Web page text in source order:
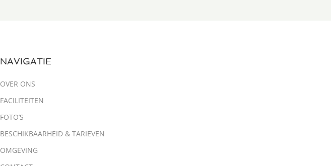
NAVIGATIE
OVER ONS
FACILITEITEN
FOTO’S
BESCHIKBAARHEID & TARIEVEN
OMGEVING